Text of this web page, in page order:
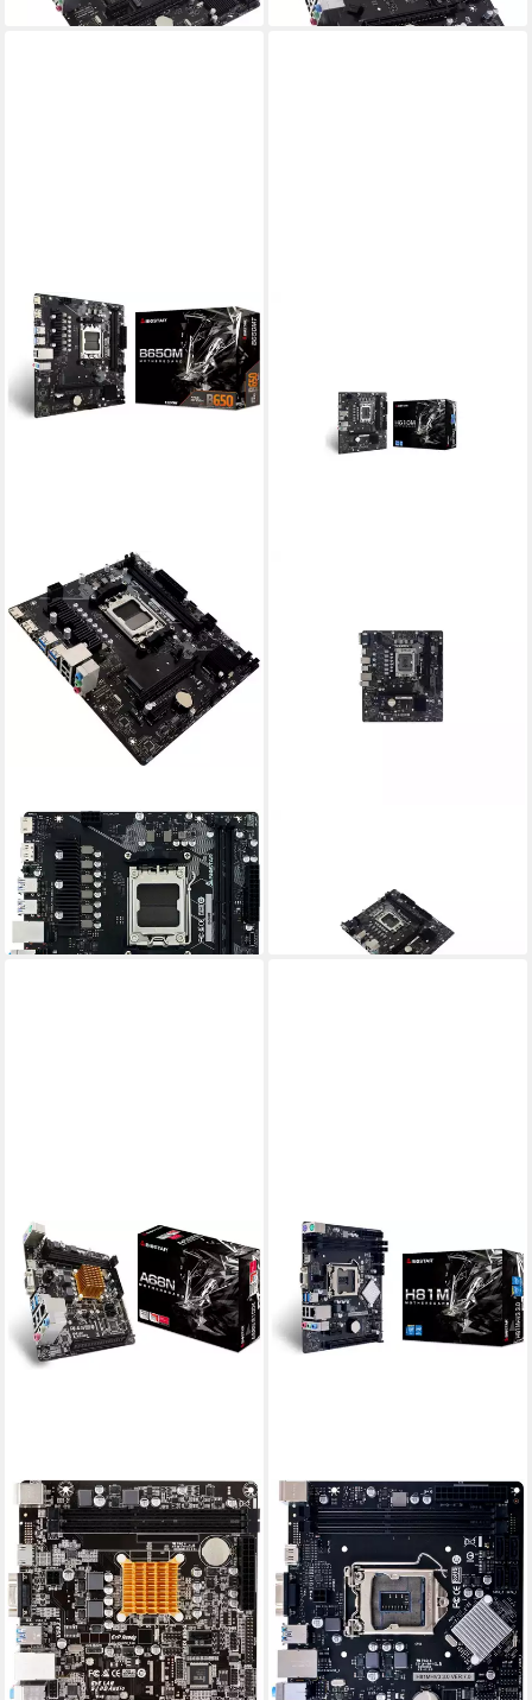
BIOSTAR
B650MT Mainboard
86,64 €
lieferbar - in 3-4 Werktagen bei dir
lieferbar - in 9-11 Werktagen bei